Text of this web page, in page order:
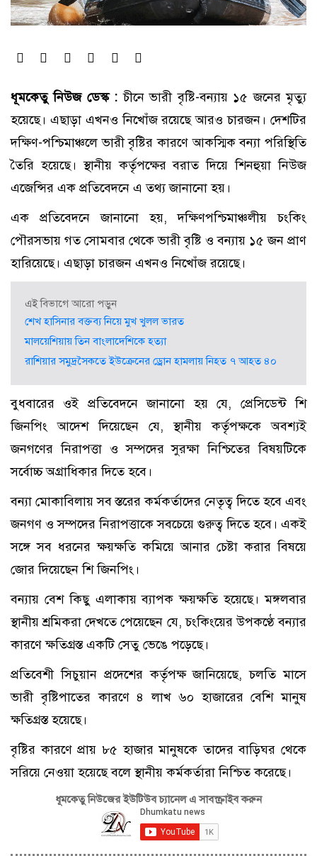
ধূমকেতু নিউজ ডেস্ক :চীনে ভারী বৃষ্টি-বন্যায় ১৫ জনের মৃত্যু
হয়েছে। এছাড়া এখনও নিখোঁজ রয়েছে আরও চারজন। দেশটির
দক্ষিণ-পশ্চিমাঞ্চলে ভারী বৃষ্টির কারণে আকস্মিক বন্যা পরিস্থিতি
তৈরি হয়েছে। স্থানীয় কর্তৃপক্ষের বরাত দিয়ে শিনহুয়া নিউজ
এজেন্সির এক প্রতিবেদনে এ তথ্য জানানো হয়।
এক প্রতিবেদনে জানানো হয়, দক্ষিণপশ্চিমাঞ্চলীয় চংকিং
পৌরসভায় গত সোমবার থেকে ভারী বৃষ্টি ও বন্যায় ১৫ জন প্রাণ
হারিয়েছে। এছাড়া চারজন এখনও নিখোঁজ রয়েছে।
এই বিভাগে আরো পড়ুন
শেখ হাসিনার বক্তব্য নিয়ে মুখ খুলল ভারত
মালয়েশিয়ায় তিন বাংলাদেশিকে হত্যা
রাশিয়ার সমুদ্রসৈকতে ইউক্রেনের ড্রোন হামলায় নিহত ৭ আহত ৪০
বুধবারের ওই প্রতিবেদনে জানানো হয় যে, প্রেসিডেন্ট শি
জিনপিং আদেশ দিয়েছেন যে, স্থানীয় কর্তৃপক্ষকে অবশ্যই
জনগণের নিরাপত্তা ও সম্পদের সুরক্ষা নিশ্চিতের বিষয়টিকে
সর্বোচ্চ অগ্রাধিকার দিতে হবে।
বন্যা মোকাবিলায় সব স্তরের কর্মকর্তাদের নেতৃত্ব দিতে হবে এবং
জনগণ ও সম্পদের নিরাপত্তাকে সবচেয়ে গুরুত্ব দিতে হবে। একই
সঙ্গে সব ধরনের ক্ষয়ক্ষতি কমিয়ে আনার চেষ্টা করার বিষয়ে
জোর দিয়েছেন শি জিনপিং।
বন্যায় বেশ কিছু এলাকায় ব্যাপক ক্ষয়ক্ষতি হয়েছে। মঙ্গলবার
স্থানীয় শ্রমিকরা দেখতে পেয়েছেন যে, চংকিংয়ের উপকণ্ঠে বন্যার
কারণে ক্ষতিগ্রস্ত একটি সেতু ভেঙে পড়েছে।
প্রতিবেশী সিচুয়ান প্রদেশের কর্তৃপক্ষ জানিয়েছে, চলতি মাসে
ভারী বৃষ্টিপাতের কারণে ৪ লাখ ৬০ হাজারের বেশি মানুষ
ক্ষতিগ্রস্ত হয়েছে।
বৃষ্টির কারণে প্রায় ৮৫ হাজার মানুষকে তাদের বাড়িঘর থেকে
সরিয়ে নেওয়া হয়েছে বলে স্থানীয় কর্মকর্তারা নিশ্চিত করেছে।
ধূমকেতু নিউজের ইউটিউব চ্যানেল এ সাবস্ক্রাইব করুন